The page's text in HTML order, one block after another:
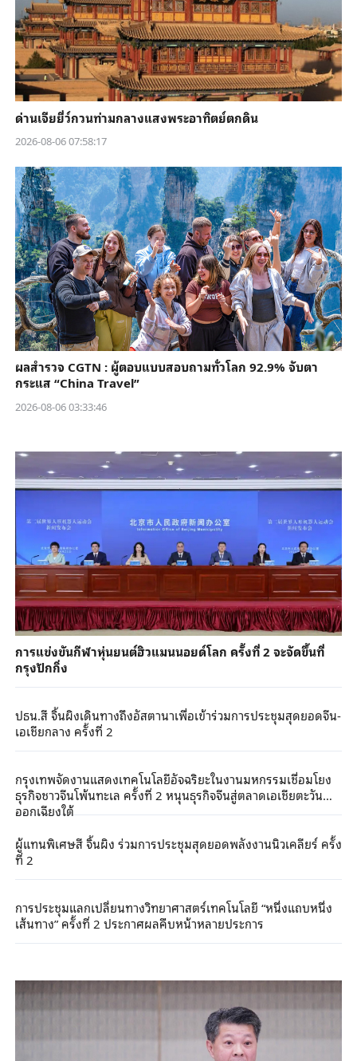
ด่านเจียยี่ว์กวนท่ามกลางแสงพระอาทิตย์ตกดิน
2026-08-06 07:58:17
ผลสำรวจ CGTN : ผู้ตอบแบบสอบถามทั่วโลก 92.9% จับตา
กระแส “China Travel”
2026-08-06 03:33:46
การแข่งขันกีฬาหุ่นยนต์ฮิวแมนนอยด์โลก ครั้งที่ 2 จะจัดขึ้นที่
กรุงปักกิ่ง
ปธน.สี จิ้นผิงเดินทางถึงอัสตานาเพื่อเข้าร่วมการประชุมสุดยอดจีน-
เอเชียกลาง ครั้งที่ 2
กรุงเทพจัดงานแสดงเทคโนโลยีอัจฉริยะในงานมหกรรมเชื่อมโยง
ธุรกิจชาวจีนโพ้นทะเล ครั้งที่ 2 หนุนธุรกิจจีนสู่ตลาดเอเชียตะวัน
ออกเฉียงใต้
ผู้แทนพิเศษสี จิ้นผิง ร่วมการประชุมสุดยอดพลังงานนิวเคลียร์ ครั้ง
ที่ 2
การประชุมแลกเปลี่ยนทางวิทยาศาสตร์เทคโนโลยี “หนึ่งแถบหนึ่ง
เส้นทาง” ครั้งที่ 2 ประกาศผลคืบหน้าหลายประการ